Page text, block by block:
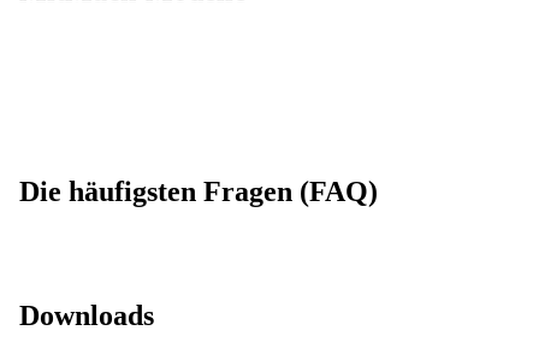
Die häufigsten Fragen (FAQ)
Downloads